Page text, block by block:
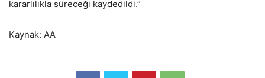
kararlılıkla süreceği kaydedildi.”
Kaynak: AA